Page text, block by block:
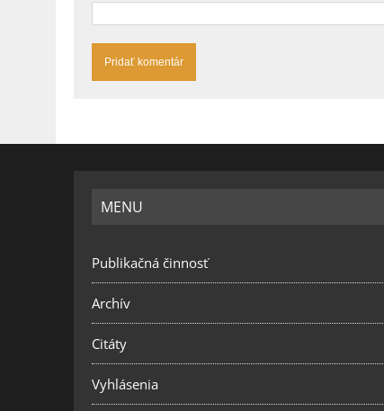
MENU
Publikačná činnosť
Archív
Citáty
Vyhlásenia